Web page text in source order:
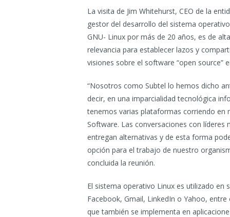
La visita de Jim Whitehurst, CEO de la
gestor del desarrollo del sistema operativo
GNU- Linux por más de 20 años, es de alta
relevancia para establecer lazos y
visiones sobre el software “open source”
“Nosotros como Subtel lo hemos dicho
decir, en una imparcialidad tecnológica
tenemos varias plataformas corriendo en
Software. Las conversaciones con
entregan alternativas y de esta forma
opción para el trabajo de nuestro
concluida la reunión.
El sistema operativo Linux es utilizado
Facebook, Gmail, LinkedIn o Yahoo,
que también se implementa en